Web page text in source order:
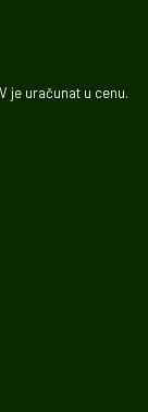
je uračunat u cenu.